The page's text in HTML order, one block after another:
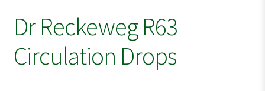
Dr Reckeweg R63
Circulation Drops